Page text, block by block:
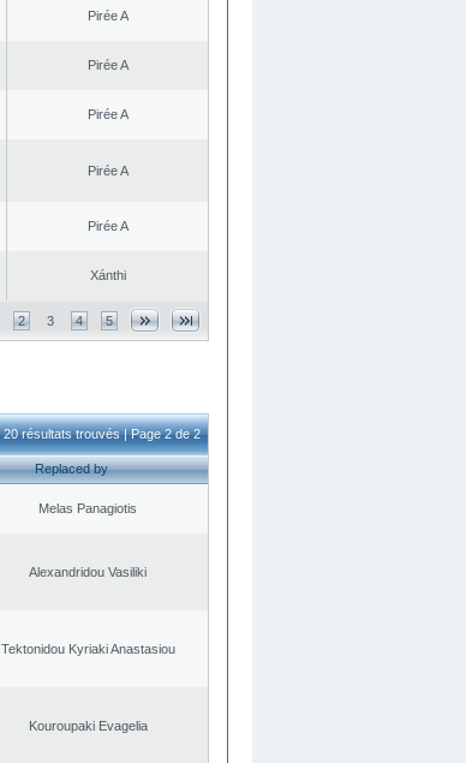
Pirée A
Pirée A
Pirée A
Pirée A
Pirée A
Xánthi
2 3 4 5
20 résultats trouvés | Page 2 de 2
Replaced by
Melas Panagiotis
Alexandridou Vasiliki
Tektonidou Kyriaki Anastasiou
Kouroupaki Evagelia